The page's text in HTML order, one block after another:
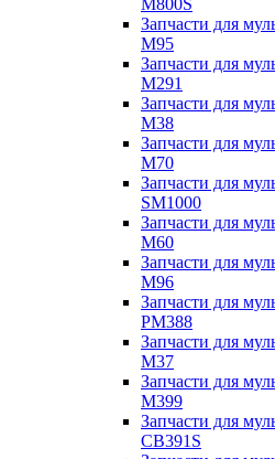
M800S
Запчасти для
M95
Запчасти для
M291
Запчасти для
M38
Запчасти для
M70
Запчасти для
SM1000
Запчасти для
M60
Запчасти для
M96
Запчасти для
PM388
Запчасти для
M37
Запчасти для
M399
Запчасти для
CB391S